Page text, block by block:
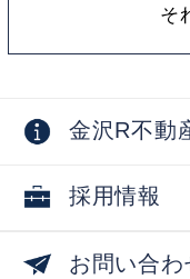
そ
金沢R不動
採用情報
お問い合わ